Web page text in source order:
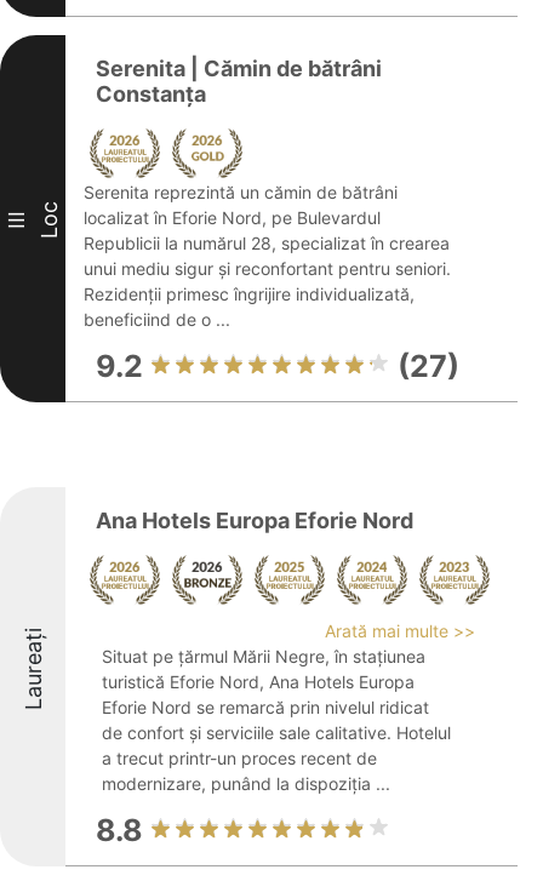
III Loc
Serenita | Cămin de bătrâni
Constanța
Serenita reprezintă un cămin de bătrâni
localizat în Eforie Nord, pe Bulevardul
Republicii la numărul 28, specializat în crearea
unui mediu sigur și reconfortant pentru seniori.
Rezidenții primesc îngrijire individualizată,
beneficiind de o ...
9.2 (27)
Laureați
Ana Hotels Europa Eforie Nord
Arată mai multe >>
Situat pe țărmul Mării Negre, în stațiunea
turistică Eforie Nord, Ana Hotels Europa
Eforie Nord se remarcă prin nivelul ridicat
de confort și serviciile sale calitative. Hotelul
a trecut printr-un proces recent de
modernizare, punând la dispoziția ...
8.8